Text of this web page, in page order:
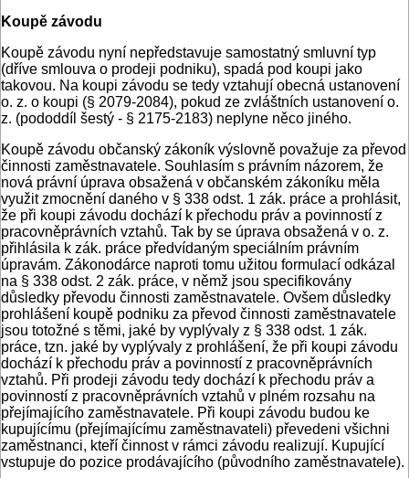
Koupě závodu
Koupě závodu nyní nepředstavuje samostatný smluvní typ
(dříve smlouva o prodeji podniku), spadá pod koupi jako
takovou. Na koupi závodu se tedy vztahují obecná ustanovení
o. z. o koupi (§ 2079-2084), pokud ze zvláštních ustanovení o.
z. (pododdíl šestý - § 2175-2183) neplyne něco jiného.
Koupě závodu občanský zákoník výslovně považuje za převod
činnosti zaměstnavatele. Souhlasím s právním názorem, že
nová právní úprava obsažená v občanském zákoníku měla
využit zmocnění daného v § 338 odst. 1 zák. práce a prohlásit,
že při koupi závodu dochází k přechodu práv a povinností z
pracovněprávních vztahů. Tak by se úprava obsažená v o. z.
přihlásila k zák. práce předvídaným speciálním právním
úpravám. Zákonodárce naproti tomu užitou formulací odkázal
na § 338 odst. 2 zák. práce, v němž jsou specifikovány
důsledky převodu činnosti zaměstnavatele. Ovšem důsledky
prohlášení koupě podniku za převod činnosti zaměstnavatele
jsou totožné s těmi, jaké by vyplývaly z § 338 odst. 1 zák.
práce, tzn. jaké by vyplývaly z prohlášení, že při koupi závodu
dochází k přechodu práv a povinností z pracovněprávních
vztahů. Při prodeji závodu tedy dochází k přechodu práv a
povinností z pracovněprávních vztahů v plném rozsahu na
přejímajícího zaměstnavatele. Při koupi závodu budou ke
kupujícímu (přejímajícímu zaměstnavateli) převedeni všichni
zaměstnanci, kteří činnost v rámci závodu realizují. Kupující
vstupuje do pozice prodávajícího (původního zaměstnavatele).